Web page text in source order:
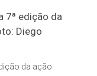
da ação